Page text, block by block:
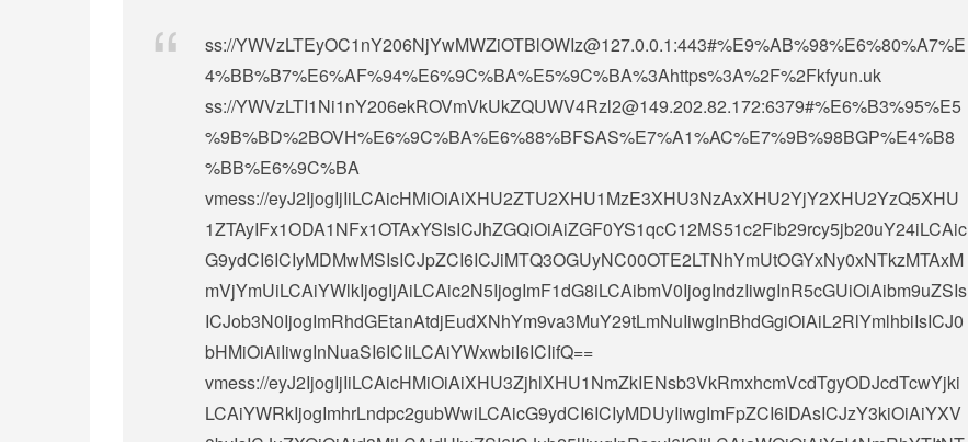
ss://YWVzLTEyOC1nY206NjYwMWZiOTBlOWIz@127.0.0.1:443#%E9%AB%98%E6%80%A7%E
4%BB%B7%E6%AF%94%E6%9C%BA%E5%9C%BA%3Ahttps%3A%2F%2Fkfyun.uk
ss://YWVzLTI1Ni1nY206ekROVmVkUkZQUWV4Rzl2@149.202.82.172:6379#%E6%B3%95%E5
%9B%BD%2BOVH%E6%9C%BA%E6%88%BFSAS%E7%A1%AC%E7%9B%98BGP%E4%B8
%BB%E6%9C%BA
vmess://eyJ2IjogIjIiLCAicHMiOiAiXHU2ZTU2XHU1MzE3XHU3NzAxXHU2YjY2XHU2YzQ5XHU
1ZTAyIFx1ODA1NFx1OTAxYSIsICJhZGQiOiAiZGF0YS1qcC12MS51c2Fib29rcy5jb20uY24iLCAic
G9ydCI6ICIyMDMwMSIsICJpZCI6ICJiMTQ3OGUyNC00OTE2LTNhYmUtOGYxNy0xNTkzMTAxM
mVjYmUiLCAiYWlkIjogIjAiLCAic2N5IjogImF1dG8iLCAibmV0IjogIndzIiwgInR5cGUiOiAibm9uZSIs
ICJob3N0IjogImRhdGEtanAtdjEudXNhYm9va3MuY29tLmNuIiwgInBhdGgiOiAiL2RlYmlhbiIsICJ0
bHMiOiAiIiwgInNuaSI6ICIiLCAiYWxwbiI6ICIifQ==
vmess://eyJ2IjogIjIiLCAicHMiOiAiXHU3ZjhlXHU1NmZkIENsb3VkRmxhcmVcdTgyODJcdTcwYjki
LCAiYWRkIjogImhrLndpc2gubWwiLCAicG9ydCI6ICIyMDUyIiwgImFpZCI6IDAsICJzY3kiOiAiYXV